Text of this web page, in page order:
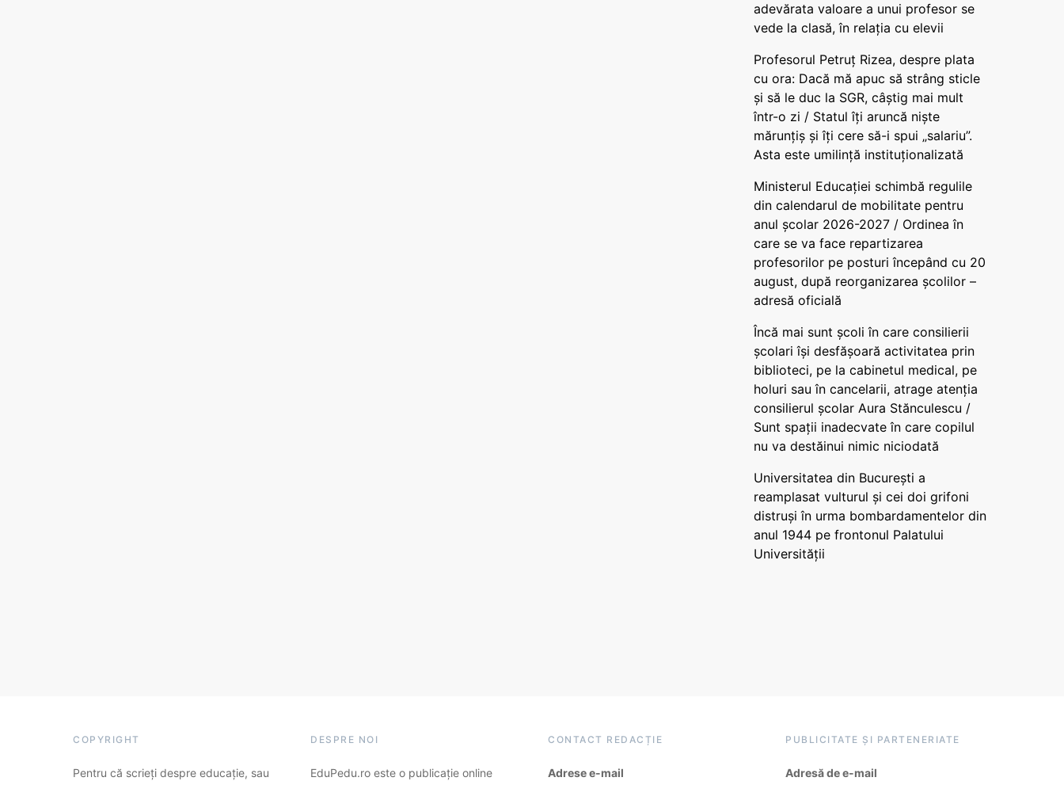
adevărata valoare a unui profesor se
vede la clasă, în relația cu elevii
Profesorul Petruț Rizea, despre plata
cu ora: Dacă mă apuc să strâng sticle
și să le duc la SGR, câștig mai mult
într-o zi / Statul îți aruncă niște
mărunțiș și îți cere să-i spui „salariu”.
Asta este umilință instituționalizată
Ministerul Educației schimbă regulile
din calendarul de mobilitate pentru
anul școlar 2026-2027 / Ordinea în
care se va face repartizarea
profesorilor pe posturi începând cu 20
august, după reorganizarea școlilor –
adresă oficială
Încă mai sunt școli în care consilierii
școlari își desfășoară activitatea prin
biblioteci, pe la cabinetul medical, pe
holuri sau în cancelarii, atrage atenția
consilierul școlar Aura Stănculescu /
Sunt spații inadecvate în care copilul
nu va destăinui nimic niciodată
Universitatea din București a
reamplasat vulturul și cei doi grifoni
distruși în urma bombardamentelor din
anul 1944 pe frontonul Palatului
Universității
COPYRIGHT
Pentru că scrieți despre educație, sau
DESPRE NOI
EduPedu.ro este o publicație online
CONTACT REDACȚIE
Adrese e-mail
PUBLICITATE ȘI PARTENERIATE
Adresă de e-mail